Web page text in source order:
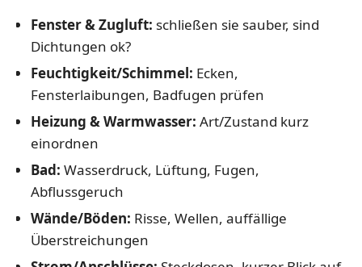
Fenster & Zugluft: schließen sie sauber, sind
Dichtungen ok?
Feuchtigkeit/Schimmel: Ecken,
Fensterlaibungen, Badfugen prüfen
Heizung & Warmwasser: Art/Zustand kurz
einordnen
Bad: Wasserdruck, Lüftung, Fugen,
Abflussgeruch
Wände/Böden: Risse, Wellen, auffällige
Überstreichungen